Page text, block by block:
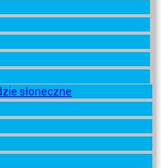
słoneczne